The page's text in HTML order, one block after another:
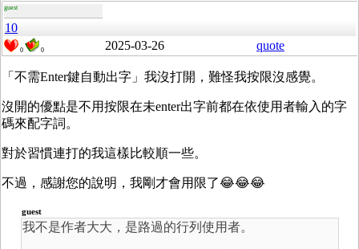
guest
10
0 0 2025-03-26 quote
「不需Enter鍵自動出字」我沒打開，難怪我按限沒感覺。
沒開的優點是不用按限在未enter出字前都在依使用者輸入的字
碼來配字詞。
對於習慣連打的我這樣比較順一些。
不過，感謝您的說明，我剛才會用限了😂😂😂
guest
我不是作者大大，是路過的行列使用者。